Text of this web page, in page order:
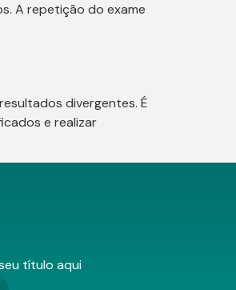
A repetição do exame
divergentes. É
e realizar
título aqui